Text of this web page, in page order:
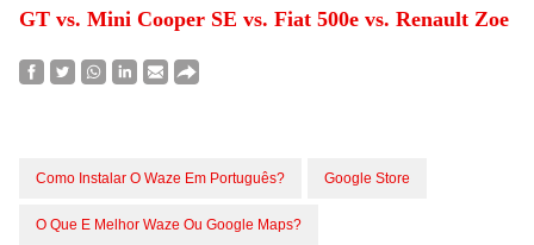
GT vs. Mini Cooper SE vs. Fiat 500e vs. Renault Zoe
Como Instalar O Waze Em Português? Google Store
O Que E Melhor Waze Ou Google Maps?